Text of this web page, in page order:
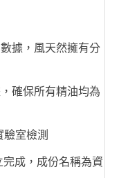
據，風天然擁有分
確保所有精油均為
驗室檢測
成，成份名稱為資